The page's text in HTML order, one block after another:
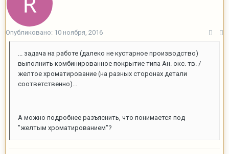
Опубликовано: 10 ноября, 2016
... задача на работе (далеко не кустарное производство)
выполнить комбинированное покрытие типа Ан. окс. тв. /
желтое хроматирование (на разных сторонах детали
соответственно)...
А можно подробнее разъяснить, что понимается под
"желтым хроматированием"?